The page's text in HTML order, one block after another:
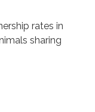
rates in
sharing